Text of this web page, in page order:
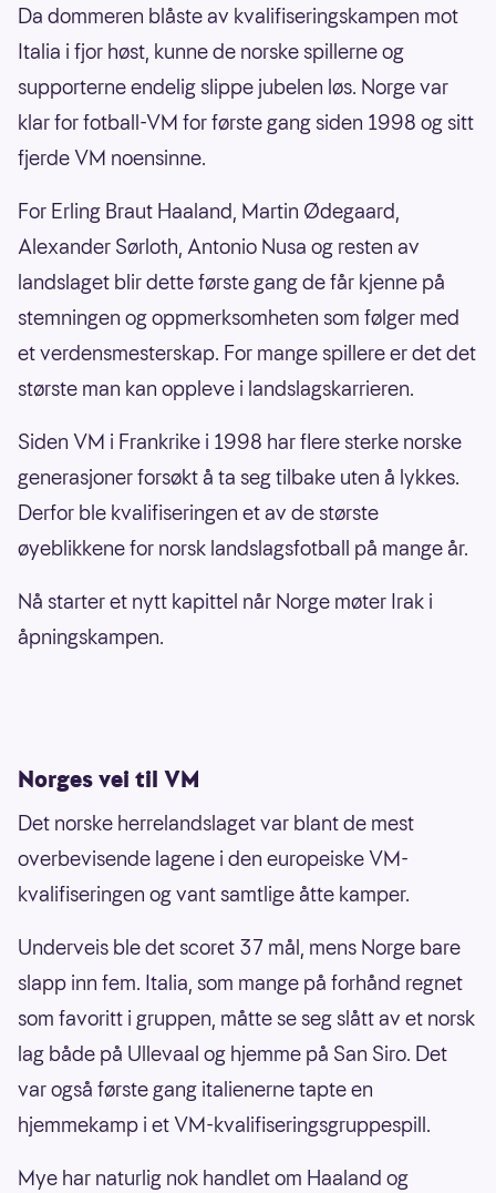
Da dommeren blåste av kvalifiseringskampen mot
Italia i fjor høst, kunne de norske spillerne og
supporterne endelig slippe jubelen løs. Norge var
klar for fotball-VM for første gang siden 1998 og sitt
fjerde VM noensinne.
For Erling Braut Haaland, Martin Ødegaard,
Alexander Sørloth, Antonio Nusa og resten av
landslaget blir dette første gang de får kjenne på
stemningen og oppmerksomheten som følger med
et verdensmesterskap. For mange spillere er det det
største man kan oppleve i landslagskarrieren.
Siden VM i Frankrike i 1998 har flere sterke norske
generasjoner forsøkt å ta seg tilbake uten å lykkes.
Derfor ble kvalifiseringen et av de største
øyeblikkene for norsk landslagsfotball på mange år.
Nå starter et nytt kapittel når Norge møter Irak i
åpningskampen.
Norges vei til VM
Det norske herrelandslaget var blant de mest
overbevisende lagene i den europeiske VM-
kvalifiseringen og vant samtlige åtte kamper.
Underveis ble det scoret 37 mål, mens Norge bare
slapp inn fem. Italia, som mange på forhånd regnet
som favoritt i gruppen, måtte se seg slått av et norsk
lag både på Ullevaal og hjemme på San Siro. Det
var også første gang italienerne tapte en
hjemmekamp i et VM-kvalifiseringsgruppespill.
Mye har naturlig nok handlet om Haaland og